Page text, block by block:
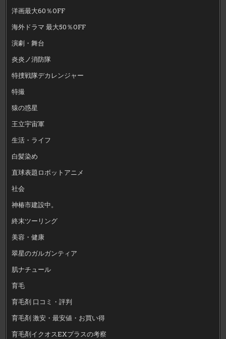
洋画最大60％OFF
海外ドラマ 最大50％OFF
演劇・舞台
炎炎ノ消防隊
特捜戦隊デカレンジャー
特撮
猿の惑星
王立宇宙軍
生活・ライフ
白髪染め
直球表題ロボットアニメ
社会
神椿市建設中。
終末ツーリング
美容・健康
翠星のガルガンティア
肌ナチュール
育毛
育毛剤 口コミ・評判
育毛剤 激安・最安値・お買い得
育毛剤イクオスEXプラスの考察